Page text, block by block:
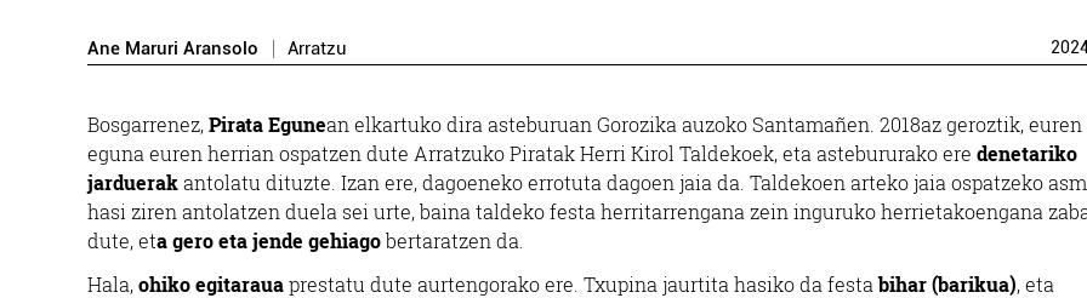
Ane Maruri Aransolo Arratzu
Bosgarrenez,Pirata Egunean elkartuko dira asteburuan Gorozika auzoko Santamañen. 2018az geroztik, euren
eguna euren herrian ospatzen dute Arratzuko Piratak Herri Kirol Taldekoek, eta astebururako ere denetariko
jarduerakantolatu dituzte. Izan ere, dagoeneko errotuta dagoen jaia da. Taldekoen arteko jaia ospatzeko
hasi ziren antolatzen duela sei urte, baina taldeko festa herritarrengana zein inguruko herrietakoengana
dute, eta gero eta jende gehiagobertaratzen da.
Hala,ohiko egitarauaprestatu dute aurtengorako ere. Txupina jaurtita hasiko da festabihar (barikua), eta